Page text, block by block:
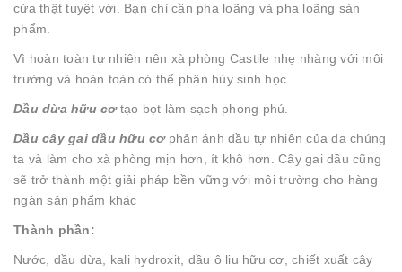
cửa thật tuyệt vời. Bạn chỉ cần pha loãng và pha loãng sản
phẩm.
Vì hoàn toàn tự nhiên nên xà phòng Castile nhẹ nhàng với môi
trường và hoàn toàn có thể phân hủy sinh học.
Dầu dừa hữu cơtạo bọt làm sạch phong phú.
Dầu cây gai dầu hữu cơphản ánh dầu tự nhiên của da chúng
ta và làm cho xà phòng mịn hơn, ít khô hơn. Cây gai dầu cũng
sẽ trở thành một giải pháp bền vững với môi trường cho hàng
ngàn sản phẩm khác
Thành phần:
Nước, dầu dừa, kali hydroxit, dầu ô liu hữu cơ, chiết xuất cây